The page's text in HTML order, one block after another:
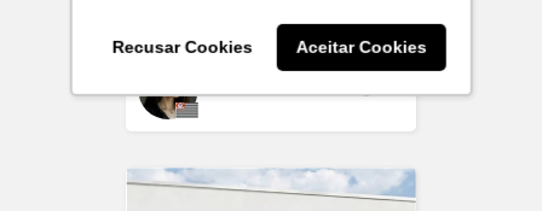
Recusar Cookies Aceitar Cookies
larissaserr Off